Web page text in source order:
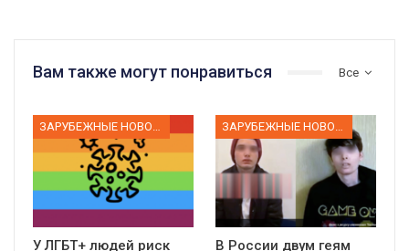
Все
Вам также могут понравиться
ЗАРУБЕЖНЫЕ НОВОСТИ
У ЛГБТ+ людей риск
ЗАРУБЕЖНЫЕ НОВОСТИ
В России двум геям